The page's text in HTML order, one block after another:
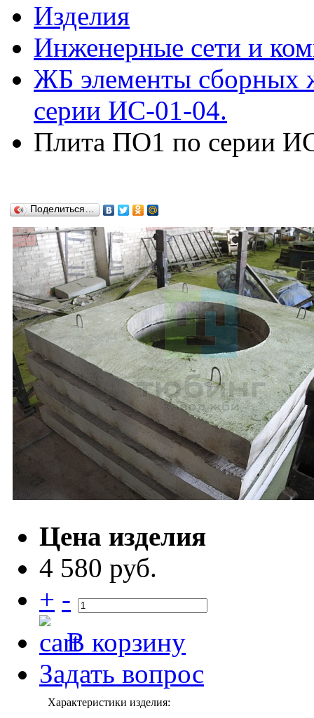
Изделия
Инженерные сети и
ЖБ элементы сборных
серии ИС-01-04.
Плита ПО1 по серии
Поделиться…
Цена изделия
4 580 руб.
+ -
В корзину
Задать вопрос
Характеристики изделия: